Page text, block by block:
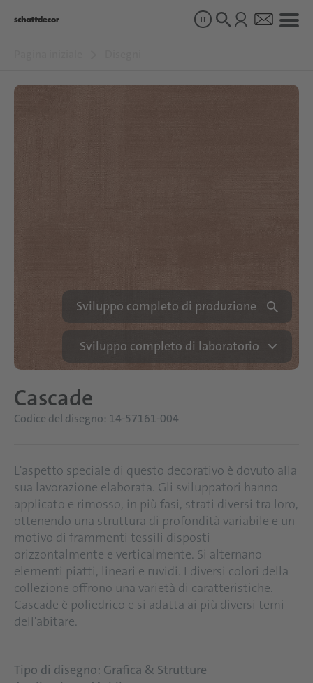
IT
Sviluppo completo di produzione
Sviluppo completo di laboratorio
Cascade
Codice del disegno: 14-57161-004
L'aspetto speciale di questo decorativo è dovuto alla
sua lavorazione elaborata. Gli sviluppatori hanno
applicato e rimosso, in più fasi, strati diversi tra loro,
ottenendo una struttura di profondità variabile e un
motivo di frammenti tessili disposti
orizzontalmente e verticalmente. Si alternano
elementi piatti, lineari e ruvidi. I diversi colori della
collezione offrono una varietà di caratteristiche.
Cascade è poliedrico e si adatta ai più diversi temi
dell'abitare.
Tipo di disegno: Grafica & Strutture